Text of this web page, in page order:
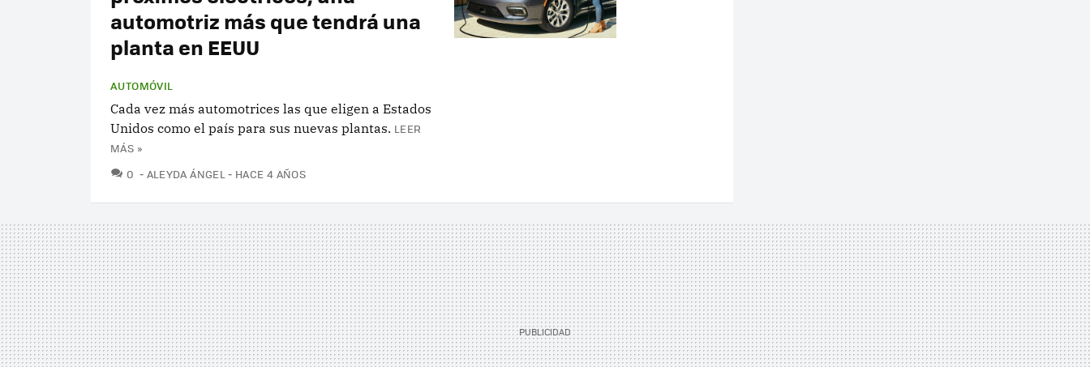
automotriz más que tendrá una
planta en EEUU
AUTOMÓVIL
Cada vez más automotrices las que eligen a Estados
Unidos como el país para sus nuevas plantas. LEER
MÁS »
0 COMENTARIOS
ALEYDA ÁNGEL HACE 4 AÑOS